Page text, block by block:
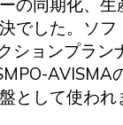
の同期化、生
でした。ソ
ションプラン
AVISMA
として使われ